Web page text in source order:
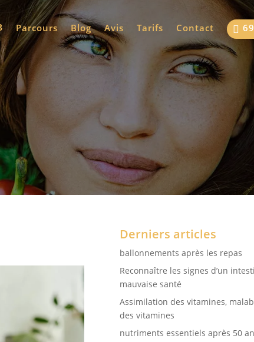
Parcours Blog Avis Tarifs Contact 
Derniers articles
ballonnements après les repas
Reconnaître les signes d’un
mauvaise santé
Assimilation des vitamines,
des vitamines
nutriments essentiels après 50